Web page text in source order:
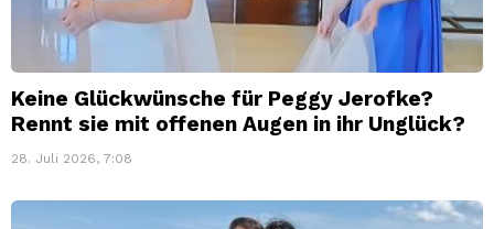
Keine Glückwünsche für Peggy Jerofke?
Rennt sie mit offenen Augen in ihr Unglück?
28. Juli 2026, 7:08